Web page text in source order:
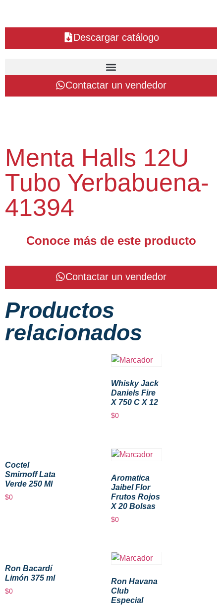
Descargar catálogo
Contactar un vendedor
Menta Halls 12U
Tubo Yerbabuena-
41394
Conoce más de este producto
Contactar un vendedor
Productos
relacionados
Whisky Jack
Daniels Fire
X 750 C X 12
$0
Coctel
Smirnoff Lata
Verde 250 Ml
$0
Aromatica
Jaibel Flor
Frutos Rojos
X 20 Bolsas
$0
Ron Bacardí
Limón 375 ml
$0
Ron Havana
Club
Especial